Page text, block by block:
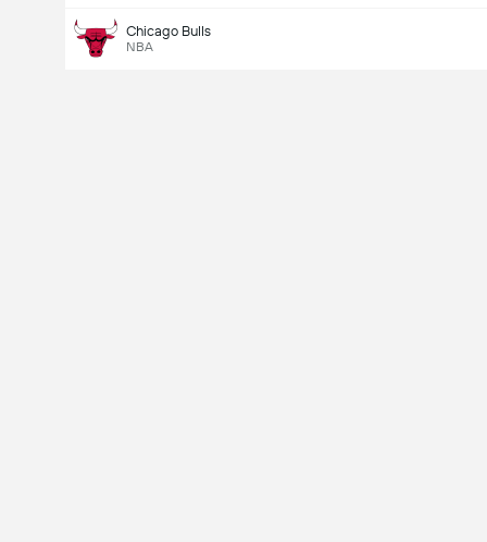
Chicago Bulls
NBA